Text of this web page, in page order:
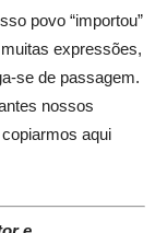
povo “importou”
expressões,
se de passagem.
nossos
aqui